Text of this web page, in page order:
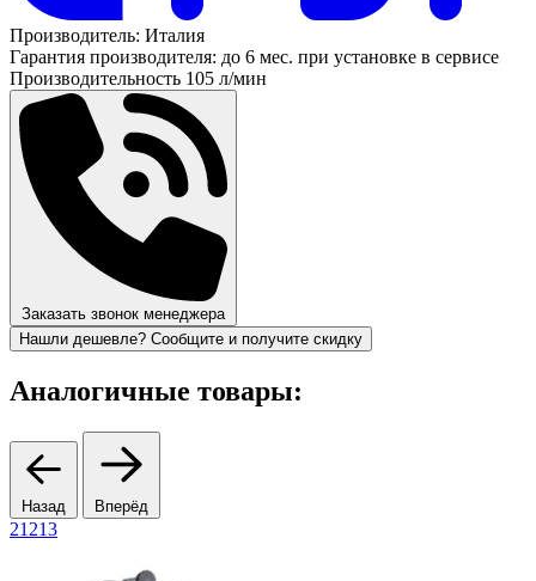
Производитель: Италия
Гарантия производителя: до 6 мес. при установке в сервисе
Производительность 105 л/мин
Заказать звонок менеджера
Нашли дешевле? Сообщите и получите скидку
Аналогичные товары:
Назад Вперёд
21213